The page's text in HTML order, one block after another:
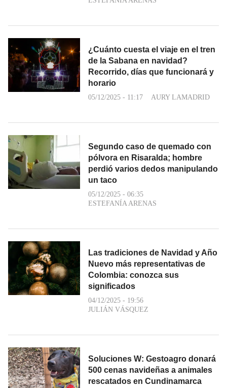
¿Cuánto cuesta el viaje en el tren
de la Sabana en navidad?
Recorrido, días que funcionará y
horario
05/12/2025 - 11:17 AURY LAMADRID
Segundo caso de quemado con
pólvora en Risaralda; hombre
perdió varios dedos manipulando
un taco
05/12/2025 - 06:35
ESTEFANÍA ARENAS
Las tradiciones de Navidad y Año
Nuevo más representativas de
Colombia: conozca sus
significados
04/12/2025 - 19:56
JULIÁN VÁSQUEZ
Soluciones W: Gestoagro donará
500 cenas navideñas a animales
rescatados en Cundinamarca